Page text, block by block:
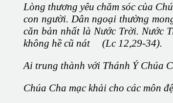
Lòng thương yêu chăm sóc của
con người. Dân ngoại thường
căn bản nhất là Nước Trời. Nước
không hề cũ nát (Lc 12,29-34).
Ai trung thành với Thánh Ý Chúa
Chúa Cha mạc khải cho các môn